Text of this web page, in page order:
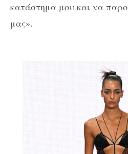
κατάστημα μου και να
μας».